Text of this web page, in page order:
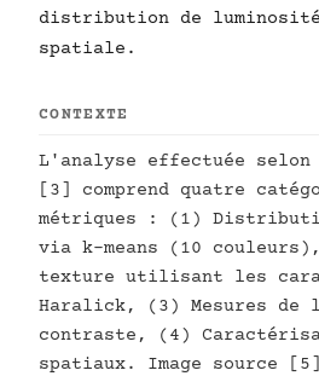
distribution de
spatiale.
CONTEXTE
L'analyse effectuée selon
[3] comprend quatre
métriques : (1)
via k-means (10
texture utilisant les
Haralick, (3) Mesures de
contraste, (4)
spatiaux. Image source